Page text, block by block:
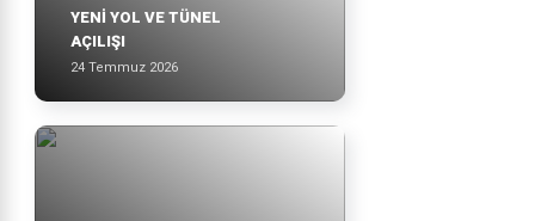
YENİ YOL VE TÜNEL
AÇILIŞI
24 Temmuz 2026